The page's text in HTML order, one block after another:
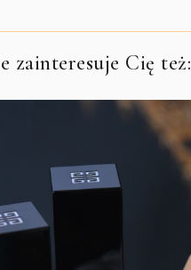
zainteresuje Cię też: